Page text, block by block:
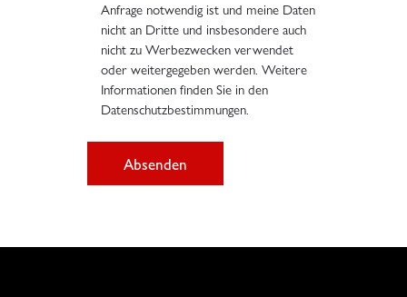
Anfrage notwendig ist und meine Daten
nicht an Dritte und insbesondere auch
nicht zu Werbezwecken verwendet
oder weitergegeben werden. Weitere
Informationen finden Sie in den
Datenschutzbestimmungen.
Absenden